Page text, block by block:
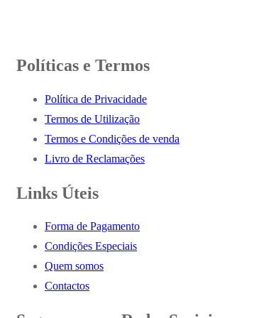
Políticas e Termos
Política de Privacidade
Termos de Utilização
Termos e Condições de venda
Livro de Reclamações
Links Úteis
Forma de Pagamento
Condições Especiais
Quem somos
Contactos